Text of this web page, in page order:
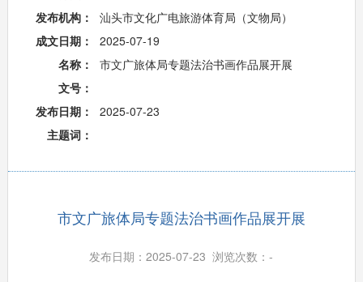
发布机构：
汕头市文化广电旅游体育局（文物局）
成文日期：
2025-07-19
名称：
市文广旅体局专题法治书画作品展开展
文号：
发布日期：
2025-07-23
主题词：
市文广旅体局专题法治书画作品展开展
发布日期：2025-07-23 浏览次数：-